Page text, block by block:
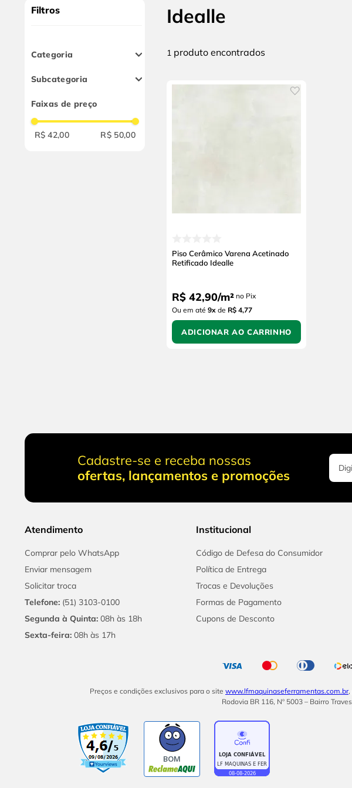
Filtros
Categoria
Subcategoria
Faixas de preço
R$ 42,00 R$ 50,00
Idealle
1 produto
Piso Cerâmico Varena Acetinado
Retificado Idealle
R$ 42,90/m² no Pix
Ou em até 9x de R$ 4,77
ADICIONAR AO CARRINHO
Cadastre-se e receba nossas
ofertas, lançamentos e promoções
Atendimento
Comprar pelo WhatsApp
Enviar mensagem
Solicitar troca
Telefone: (51) 3103-0100
Segunda à Quinta: 08h às 18h
Sexta-feira: 08h às 17h
Institucional
Código de Defesa do Consumidor
Política de Entrega
Trocas e Devoluções
Formas de Pagamento
Cupons de Desconto
Preços e condições exclusivos para o site www.lfmaquinaseferramentas.com.br,
Rodovia BR 116, Nº 5003 – Bairro
BOM